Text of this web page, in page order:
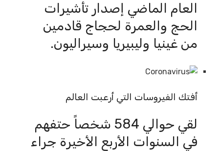
العام الماضي إصدار تأشيرات
الحج والعمرة لحجاج قادمين
من غينيا وليبيريا وسيراليون.
أفتك الفيروسات التي أرعبت العالم
لقي حوالي 584 شخصاً حتفهم
في السنوات الأربع الأخيرة جراء